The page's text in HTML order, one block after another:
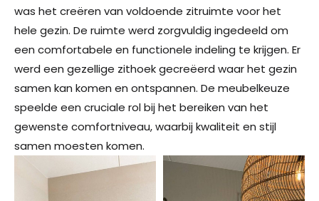
was het creëren van voldoende zitruimte voor het
hele gezin. De ruimte werd zorgvuldig ingedeeld om
een comfortabele en functionele indeling te krijgen. Er
werd een gezellige zithoek gecreëerd waar het gezin
samen kan komen en ontspannen. De meubelkeuze
speelde een cruciale rol bij het bereiken van het
gewenste comfortniveau, waarbij kwaliteit en stijl
samen moesten komen.